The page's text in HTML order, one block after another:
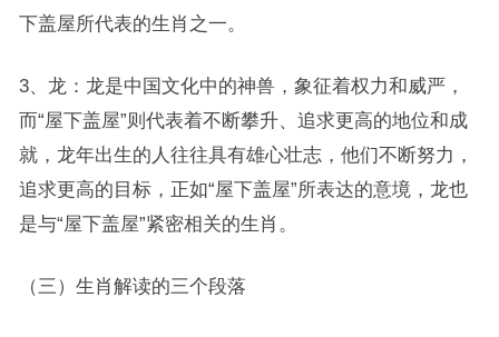
下盖屋所代表的生肖之一。
3、龙：龙是中国文化中的神兽，象征着权力和威严，
而“屋下盖屋”则代表着不断攀升、追求更高的地位和成
就，龙年出生的人往往具有雄心壮志，他们不断努力，
追求更高的目标，正如“屋下盖屋”所表达的意境，龙也
是与“屋下盖屋”紧密相关的生肖。
（三）生肖解读的三个段落